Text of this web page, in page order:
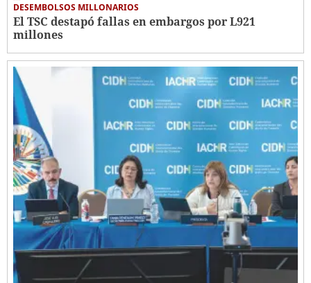
DESEMBOLSOS MILLONARIOS
El TSC destapó fallas en embargos por L921
millones